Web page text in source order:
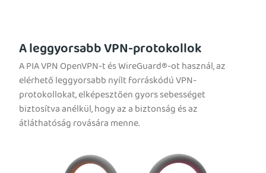
A leggyorsabb VPN-protokollok
A PIA VPN OpenVPN-t és WireGuard®-ot használ, az
elérhető leggyorsabb nyílt forráskódú VPN-
protokollokat, elképesztően gyors sebességet
biztosítva anélkül, hogy az a biztonság és az
átláthatóság rovására menne.